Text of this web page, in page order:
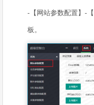
-【网站参数配置】-
板。